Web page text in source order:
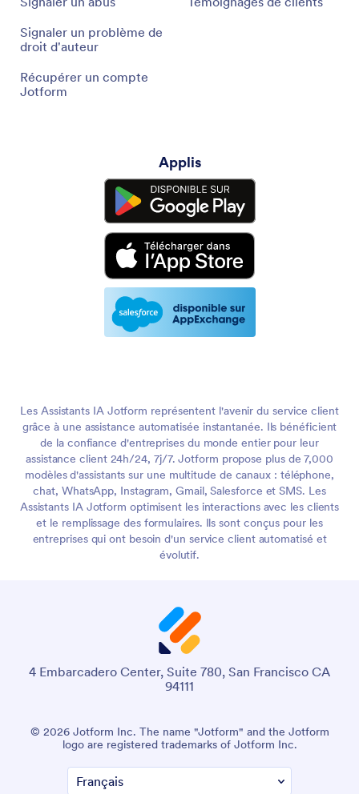
Signaler un problème de
droit d'auteur
Récupérer un compte
Jotform
Applis
Les Assistants IA Jotform représentent l'avenir du service client
grâce à une assistance automatisée instantanée. Ils bénéficient
de la confiance d'entreprises du monde entier pour leur
assistance client 24h/24, 7j/7. Jotform propose plus de 7,000
modèles d'assistants sur une multitude de canaux : téléphone,
chat, WhatsApp, Instagram, Gmail, Salesforce et SMS. Les
Assistants IA Jotform optimisent les interactions avec les clients
et le remplissage des formulaires. Ils sont conçus pour les
entreprises qui ont besoin d'un service client automatisé et
évolutif.
4 Embarcadero Center, Suite 780, San Francisco CA
94111
© 2026 Jotform Inc. The name "Jotform" and the Jotform
logo are registered trademarks of Jotform Inc.